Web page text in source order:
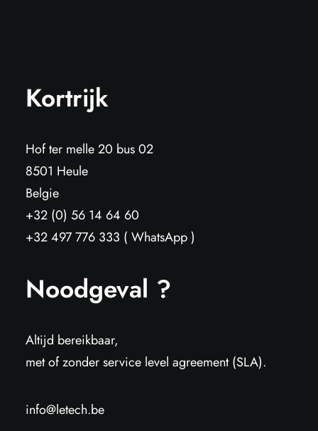
Kortrijk
Hof ter melle 20 bus 02
8501 Heule
Belgie
+32 (0) 56 14 64 60
+32 497 776 333 ( WhatsApp )
Noodgeval ?
Altijd bereikbaar,
met of zonder service level agreement (SLA).
info@letech.be